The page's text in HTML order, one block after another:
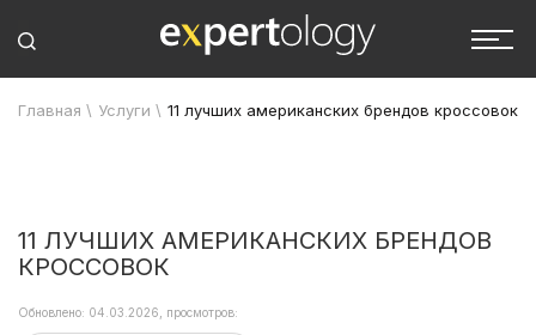
Главная \ Услуги \ 11 лучших американских брендов кроссовок
11 ЛУЧШИХ АМЕРИКАНСКИХ БРЕНДОВ
КРОССОВОК
Обновлено: 04.03.2026, просмотров: